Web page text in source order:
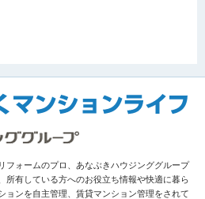
フォームのプロ、あなぶきハウジンググループ
所有している方へのお役立ち情報や快適に暮ら
ョンを自主管理、賃貸マンション管理をされて